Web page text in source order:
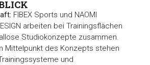
FIBEX Sports und NAOMI
arbeiten bei Trainingsflächen
Studiokonzepte zusammen.
Mittelpunkt des Konzepts stehen
und